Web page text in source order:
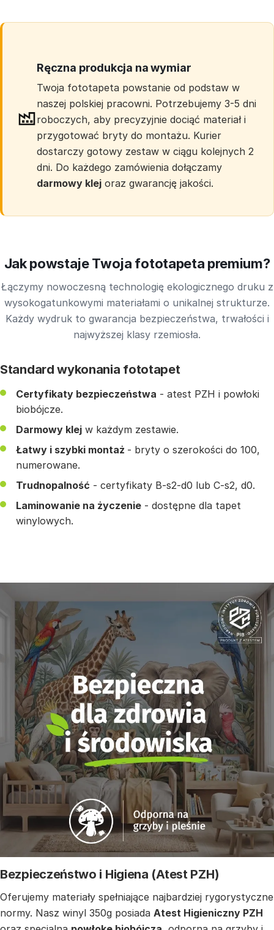
Ręczna produkcja na wymiar
Twoja fototapeta powstanie od podstaw w
naszej polskiej pracowni. Potrzebujemy 3-5 dni
roboczych, aby precyzyjnie dociąć materiał i
przygotować bryty do montażu. Kurier
dostarczy gotowy zestaw w ciągu kolejnych 2
dni. Do każdego zamówienia dołączamy
darmowy klej oraz gwarancję jakości.
Jak powstaje Twoja fototapeta premium?
Łączymy nowoczesną technologię ekologicznego druku z
wysokogatunkowymi materiałami o unikalnej strukturze.
Każdy wydruk to gwarancja bezpieczeństwa, trwałości i
najwyższej klasy rzemiosła.
Standard wykonania fototapet
Certyfikaty bezpieczeństwa - atest PZH i powłoki
biobójcze.
Darmowy klej w każdym zestawie.
Łatwy i szybki montaż - bryty o szerokości do 100,
numerowane.
Trudnopalność - certyfikaty B-s2-d0 lub C-s2, d0.
Laminowanie na życzenie - dostępne dla tapet
winylowych.
Bezpieczeństwo i Higiena (Atest PZH)
Oferujemy materiały spełniające najbardziej rygorystyczne
normy. Nasz winyl 350g posiada Atest Higieniczny PZH